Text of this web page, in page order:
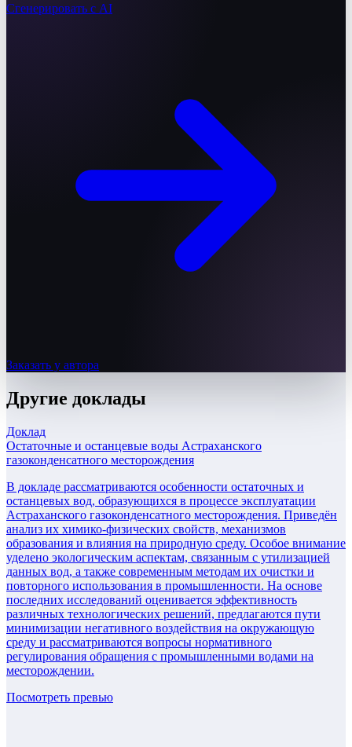
Сгенерировать с AI
Заказать у автора
Другие доклады
Доклад
Остаточные и останцевые воды Астраханского
газоконденсатного месторождения
В докладе рассматриваются особенности остаточных и
останцевых вод, образующихся в процессе эксплуатации
Астраханского газоконденсатного месторождения. Приведён
анализ их химико-физических свойств, механизмов
образования и влияния на природную среду. Особое внимание
уделено экологическим аспектам, связанным с утилизацией
данных вод, а также современным методам их очистки и
повторного использования в промышленности. На основе
последних исследований оценивается эффективность
различных технологических решений, предлагаются пути
минимизации негативного воздействия на окружающую
среду и рассматриваются вопросы нормативного
регулирования обращения с промышленными водами на
месторождении.
Посмотреть превью